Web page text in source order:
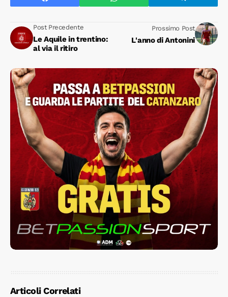
Post Precedente
Le Aquile in trentino:
al via il ritiro
Prossimo Post
L'anno di Antonini
Articoli Correlati